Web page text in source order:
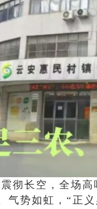
彻长空，全场
气势如虹，“正